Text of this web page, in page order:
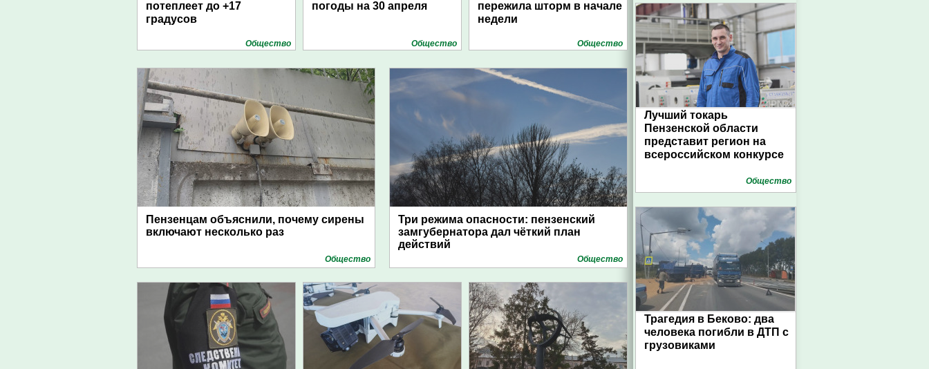
потеплеет до +17
градусов
Общество
погоды на 30 апреля
Общество
пережила шторм в начале
недели
Общество
Пензенцам объяснили, почему сирены
включают несколько раз
Общество
Три режима опасности: пензенский
замгубернатора дал чёткий план
действий
Общество
Лучший токарь
Пензенской области
представит регион на
всероссийском конкурсе
Общество
Трагедия в Беково: два
человека погибли в ДТП с
грузовиками